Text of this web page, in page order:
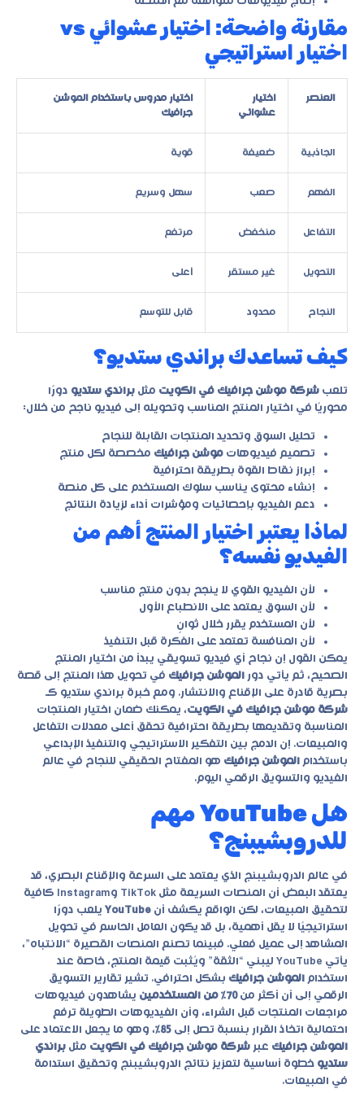
مقارنة واضحة: اختيار عشوائي vs
اختيار استراتيجي
العنصر
اختيار
عشوائي
اختيار مدروس باستخدام الموشن
جرافيك
الجاذبية ضعيفة قوية
الفهم صعب سهل وسريع
التفاعل منخفض مرتفع
التحويل غير مستقر أعلى
النجاح محدود قابل للتوسع
كيف تساعدك براندي ستديو؟
تلعب شركة موشن جرافيك في الكويت مثل براندي ستديو دورًا
محوريًا في اختيار المنتج المناسب وتحويله إلى فيديو ناجح من خلال:
تحليل السوق وتحديد المنتجات القابلة للنجاح
تصميم فيديوهات موشن جرافيك مخصصة لكل منتج
إبراز نقاط القوة بطريقة احترافية
إنشاء محتوى يناسب سلوك المستخدم على كل منصة
دعم الفيديو بإحصائيات ومؤشرات أداء لزيادة النتائج
لماذا يعتبر اختيار المنتج أهم من
الفيديو نفسه؟
لأن الفيديو القوي لا ينجح بدون منتج مناسب
لأن السوق يعتمد على الانطباع الأول
لأن المستخدم يقرر خلال ثوانٍ
لأن المنافسة تعتمد على الفكرة قبل التنفيذ
يمكن القول إن نجاح أي فيديو تسويقي يبدأ من اختيار المنتج
الصحيح، ثم يأتي دور الموشن جرافيك في تحويل هذا المنتج إلى قصة
بصرية قادرة على الإقناع والانتشار. ومع خبرة براندي ستديو كـ
شركة موشن جرافيك في الكويت، يمكنك ضمان اختيار المنتجات
المناسبة وتقديمها بطريقة احترافية تحقق أعلى معدلات التفاعل
والمبيعات. إن الدمج بين التفكير الاستراتيجي والتنفيذ الإبداعي
باستخدام الموشن جرافيك هو المفتاح الحقيقي للنجاح في عالم
الفيديو والتسويق الرقمي اليوم.
هل YouTube مهم
للدروبشيبنج؟
في عالم الدروبشيبنج الذي يعتمد على السرعة والإقناع البصري، قد
يعتقد البعض أن المنصات السريعة مثل TikTok وInstagram كافية
لتحقيق المبيعات، لكن الواقع يكشف أن YouTube يلعب دورًا
استراتيجيًا لا يقل أهمية، بل قد يكون العامل الحاسم في تحويل
المشاهد إلى عميل فعلي. فبينما تصنع المنصات القصيرة “الانتباه”،
يأتي YouTube ليبني “الثقة” ويُثبت قيمة المنتج، خاصة عند
استخدام الموشن جرافيك بشكل احترافي. تشير تقارير التسويق
الرقمي إلى أن أكثر من70٪ من المستخدمين
يشاهدون فيديوهات
مراجعات المنتجات قبل الشراء، وأن الفيديوهات الطويلة ترفع
احتمالية اتخاذ القرار بنسبة تصل إلى 85٪ ، وهو ما يجعل الاعتماد على
الموشن جرافيك عبر شركة موشن جرافيك في الكويت مثل براندي
ستديو خطوة أساسية لتعزيز نتائج الدروبشيبنج وتحقيق استدامة
في المبيعات.